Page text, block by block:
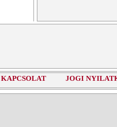
KAPCSOLAT JOGI